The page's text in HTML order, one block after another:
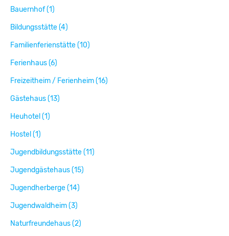
Bauernhof (1)
Bildungsstätte (4)
Familienferienstätte (10)
Ferienhaus (6)
Freizeitheim / Ferienheim (16)
Gästehaus (13)
Heuhotel (1)
Hostel (1)
Jugendbildungsstätte (11)
Jugendgästehaus (15)
Jugendherberge (14)
Jugendwaldheim (3)
Naturfreundehaus (2)